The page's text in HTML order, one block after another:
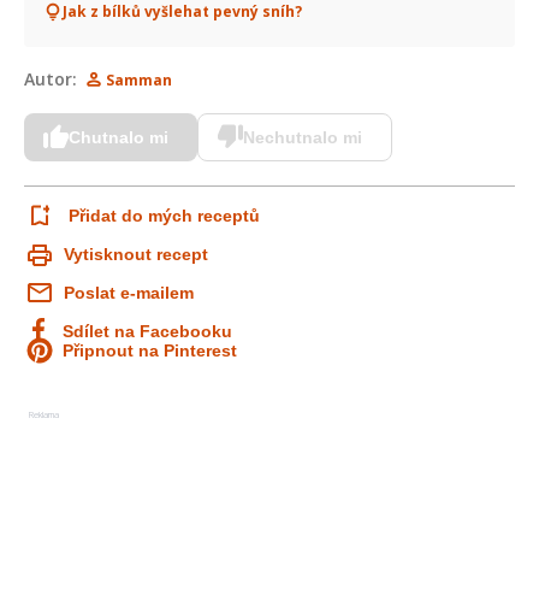
Jak z bílků vyšlehat pevný sníh?
Autor: Samman
Chutnalo mi Nechutnalo mi
Přidat do mých receptů
Vytisknout recept
Poslat e-mailem
Sdílet na Facebooku
Připnout na Pinterest
Reklama